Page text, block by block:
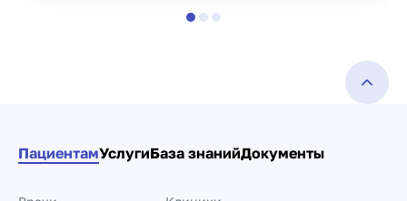
ПациентамУслугиБаза знанийДокументы